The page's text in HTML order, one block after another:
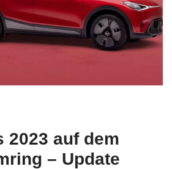
2023 auf dem
– Update